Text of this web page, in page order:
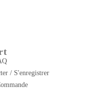
/ S'enregistrer